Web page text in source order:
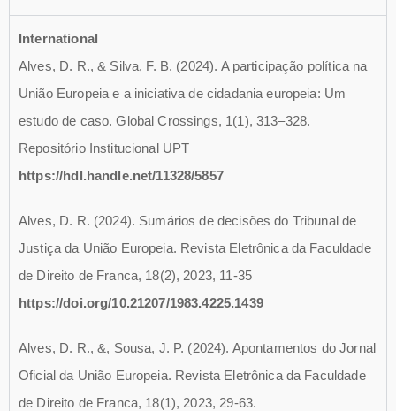
International
Alves, D. R., & Silva, F. B. (2024). A participação política na
União Europeia e a iniciativa de cidadania europeia: Um
estudo de caso. Global Crossings, 1(1), 313–328.
Repositório Institucional UPT
https://hdl.handle.net/11328/5857
Alves, D. R. (2024). Sumários de decisões do Tribunal de
Justiça da União Europeia. Revista Eletrônica da Faculdade
de Direito de Franca, 18(2), 2023, 11-35
https://doi.org/10.21207/1983.4225.1439
Alves, D. R., &, Sousa, J. P. (2024). Apontamentos do Jornal
Oficial da União Europeia. Revista Eletrônica da Faculdade
de Direito de Franca, 18(1), 2023, 29-63.